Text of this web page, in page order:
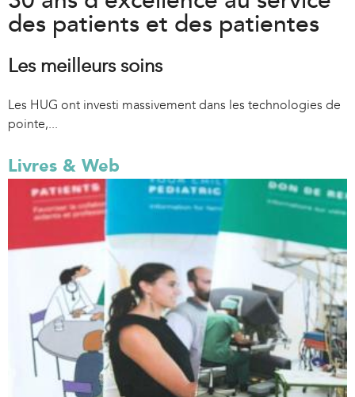
des patients et des patientes
Les meilleurs soins
Les HUG ont investi massivement dans les technologies de
pointe,...
Livres & Web